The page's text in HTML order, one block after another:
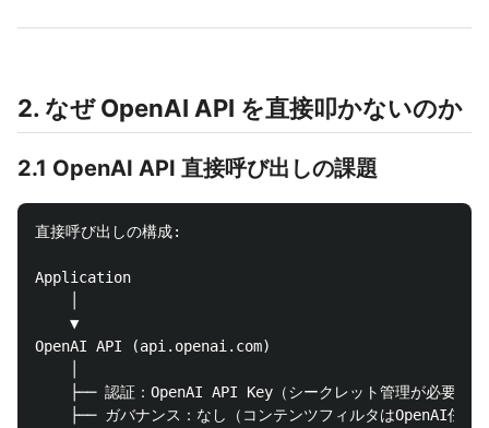
2. なぜ OpenAI API を直接叩かないのか
2.1 OpenAI API 直接呼び出しの課題
直接呼び出しの構成:
Application
    ▼
OpenAI API (api.openai.com)
    ├── 認証：OpenAI API Key（シークレット管理が必要）
├── ガバナンス：なし（コンテンツフィルタはOpenAI任せ